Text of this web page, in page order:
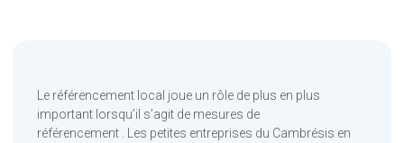
Le référencement local joue un rôle de plus en plus
important lorsqu’il s’agit de mesures de
référencement . Les petites entreprises du Cambrésis en